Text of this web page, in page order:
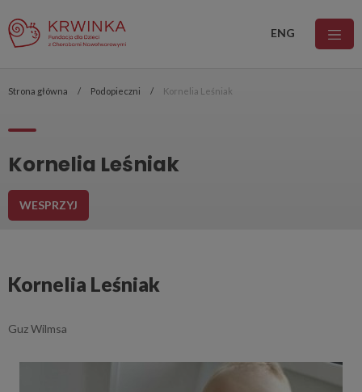
ENG
Strona główna Podopieczni Kornelia Leśniak
Kornelia Leśniak
WESPRZYJ
Kornelia Leśniak
Guz Wilmsa